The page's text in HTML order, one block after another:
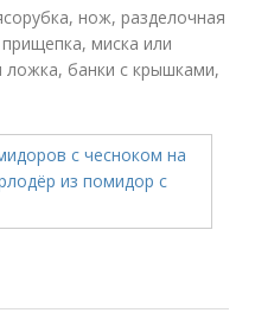
нож, разделочная
миска или
ложка, банки с крышками,